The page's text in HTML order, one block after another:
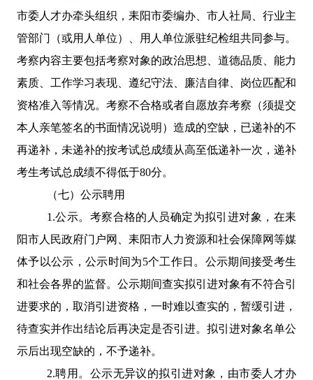
市委人才办牵头组织，耒阳市委编办、市人社局、行业主
管部门（或用人单位）、用人单位派驻纪检组共同参与。
考察内容主要包括考察对象的政治思想、道德品质、能力
素质、工作学习表现、遵纪守法、廉洁自律、岗位匹配和
资格准入等情况。考察不合格或者自愿放弃考察（须提交
本人亲笔签名的书面情况说明）造成的空缺，已递补的不
再递补，未递补的按考试总成绩从高至低递补一次，递补
考生考试总成绩不得低于80分。
（七）公示聘用
1.公示。考察合格的人员确定为拟引进对象，在耒
阳市人民政府门户网、耒阳市人力资源和社会保障网等媒
体予以公示，公示时间为5个工作日。公示期间接受考生
和社会各界的监督。公示期间查实拟引进对象有不符合引
进要求的，取消引进资格，一时难以查实的，暂缓引进，
待查实并作出结论后再决定是否引进。拟引进对象名单公
示后出现空缺的，不予递补。
2.聘用。公示无异议的拟引进对象，由市委人才办